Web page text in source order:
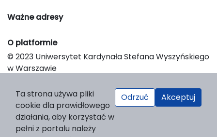
Ważne adresy
O platformie
© 2023 Uniwersytet Kardynała Stefana Wyszyńskiego
w Warszawie
Platform & Workflow by OJS/PKP
Ta strona używa pliki
cookie dla prawidłowego
działania, aby korzystać w
pełni z portalu należy
Odrzuć Akceptuj